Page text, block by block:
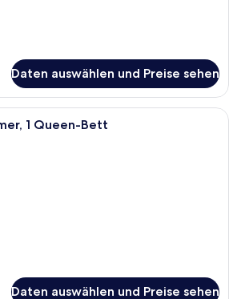
Daten auswählen und Preise sehen
Ein Hotelzimmer mit Doppelbett,
1 Queen-Bett
Daten auswählen und Preise sehen